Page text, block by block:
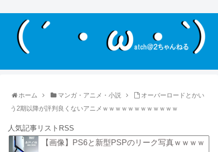
ホーム マンガ・アニメ・小説
オーバーロードとかい
う2期以降が評判良くないアニメｗｗｗｗｗｗｗｗｗｗｗｗ
人気記事リストRSS
【画像】PS6と新型PSPのリーク写真ｗｗｗｗ